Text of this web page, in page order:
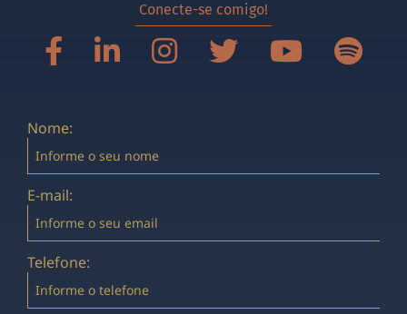
Conecte-se comigo!
Nome:
E-mail:
Telefone: